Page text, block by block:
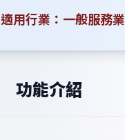
適用行業：一般服務業
功能介紹